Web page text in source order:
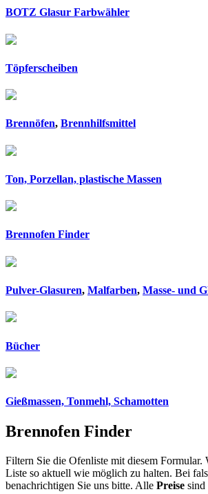
BOTZ Glasur Farbwähler
Töpferscheiben
Brennöfen, Brennhilfsmittel
Ton, Porzellan, plastische Massen
Brennofen Finder
Pulver-Glasuren, Malfarben, Masse- und
Bücher
Gießmassen, Tonmehl, Schamotten
Brennofen Finder
Filtern Sie die Ofenliste mit diesem Formular.
Liste so aktuell wie möglich zu halten. Bei
benachrichtigen Sie uns bitte. Alle Preise